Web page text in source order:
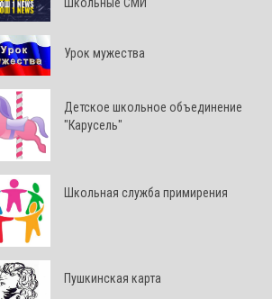
Урок мужества
Детское школьное объединение
"Карусель"
Школьная служба примирения
Пушкинская карта